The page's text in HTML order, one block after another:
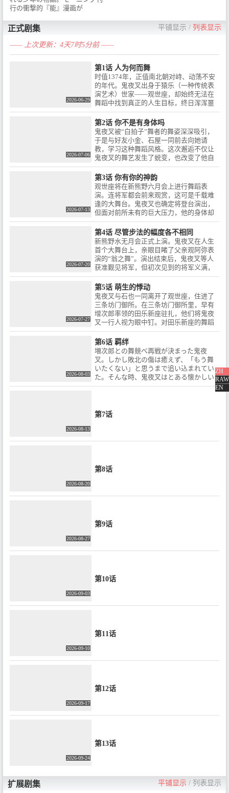
ZH
RAW
EN
行の衝撃的『能』漫画が
TOKYO MX、BS朝日ほかにて
2026年7月放送開始！＜イントロ
ダクション＞ / 舞などなくても生
動乱の時代、北朝の征夷大将
軍・足利義満は着々と権力を強
めていた。猿楽を舞う観世座の
座頭・観阿弥の子として生まれ
た少年、鬼夜叉。「なぜ人は舞
うのか」ぼんやりした疑問を抱
えながら、気持ちの晴れない
日々を過ごしていたが、ある日
『よい』舞に出会う。好奇心の
強い美しき少年は人と出会い、
笑い、泣き、自分の情けなさと
きる新しい舞を形作っていく―
三原和人によるモーニング刊行
の衝撃的『能』漫画がついにア
ニメ化！アニメでしか見られな
い躍動感のある舞・謡い、心が
サ×『ウマ娘 シンデレラグレイ』
『光が死んだ夏』のCygames
Pictures / さらに豪華キャストで
お届けする最高クオリティのア
ニメーションが今、花開く。こ
れは後に『能』を生み出す世阿
弥が鬼夜叉と呼ばれていた頃に
あったかもしれない、600年の時
を経て続いていく、ダンシング
ストーリー。＜ CAST＞ / 鬼夜
叉：花守ゆみり / 石也：土屋神葉
/ コガネ：内田真礼 / 増次郎：朴
璐美 / 観阿弥：小西克幸 / 十二五
郎：石谷春貴 / ＜ STAFF＞ / 原
作：三原和人『ワールド イズ ダ
ンシング』（講談社モーニング
KC刊）監督：黒柳トシマサ / キ
ャラクターデザイン：佐々木啓
ャラクターデザイン：久武伊織 /
プロップデザイン：おだし / 美術
設定：緒川マミオ / 美術監督：小
藤直子、成毛久美子 / ３D監督：
崎行男 / 音楽：篠田大介 / 題字：
振付：森山開次、川村美紀子 / 能
楽監修：川口晃平 / 歴史監修：清
ン制作：CygamesPictures / ©三原
ダンシング』製作委員会
正式剧集 平铺显示 / 列表显示
—— 上次更新：4天7时5分前 ——
2026-06-29
第1话 人为何而舞
时值1374年，正值南北朝对峙、动荡不安
的年代。鬼夜叉出身于猿乐（一种传统表
演艺术）世家——观世座，却始终无法在
舞蹈中找到真正的人生目标，终日浑浑噩
噩、漫无目的地度日。然而某一天，他在
一处仓库内目睹了一位“白拍子”舞者的表
演，那份极致的美感令他深受震撼，这也
是他生平第一次感受到如此强烈的冲击。
2026-07-06
第2话 你不是有身体吗
鬼夜叉被“白拍子”舞者的舞姿深深吸引，
于是与好友小金、石屋一同前去向她请
教，学习这种舞蹈风格。这次邂逅不仅让
鬼夜叉的舞艺发生了蜕变，也改变了他自
己。
2026-07-13
第3话 你有你的神韵
观世座将在新熊野六月会上进行舞蹈表
演。连将军都会前来观赏，这可是千载难
逢的大舞台。鬼夜叉也确定将登台演出，
但面对前所未有的巨大压力，他的身体却
无法如愿地动起来。对此，小鼓手学徒十
二五郎颇为不满。
2026-07-20
第4话 尽管步法的幅度各不相同
新熊野水无月会正式上演。鬼夜叉在人生
首个大舞台上，亲眼目睹了父亲观阿弥表
演的“翁之舞”。演出结束后，鬼夜叉等人
获准觐见将军，但初次见到的将军义满，
对鬼夜叉来说却是个出乎意料的人物。
2026-07-27
第5话 萌生的悸动
鬼夜叉与石也一同离开了观世座，住进了
三条坊门御所。在三条坊门御所里，早有
增次郎率领的田乐新座驻扎，他们将鬼夜
叉一行人视为眼中钉。对田乐新座的舞蹈
充满兴趣的鬼夜叉，对增次郎评价甚高，
并希望能与之合作，然而……
2026-08-03
第6话 羁绊
増次郎との舞競べ再戦が決まった鬼夜
叉。しかし敗北の傷は癒えず、「もう舞
いたくない」と思うまで追い込まれてい
た。そんな時、鬼夜叉はとある懐かしい
人物と再会することになる。
2026-08-13
第7话
2026-08-20
第8话
2026-08-27
第9话
2026-09-03
第10话
2026-09-10
第11话
2026-09-17
第12话
2026-09-24
第13话
扩展剧集 平铺显示 / 列表显示